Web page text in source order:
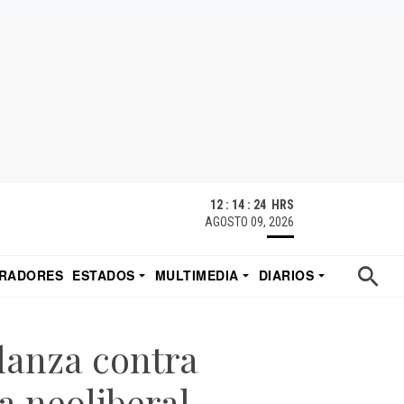
12 : 14 : 24 HRS
AGOSTO 09, 2026
ESTADOS MULTIMEDIA
DIARIOS
contra